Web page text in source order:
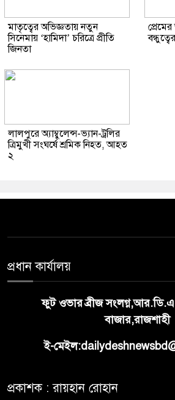
মাতৃত্বের অভিজ্ঞতায় নতুন
সিনেমায় ‘হামিদা’ চরিত্রে প্রীতি
জিনতা
লালপুরে অ্যাম্বুলেন্স-ভ্যান-ট্রলির
ত্রিমুখী সংঘর্ষে শ্রমিক নিহত, আহত
২
প্রধান কার্যালয়
ফুট ওভার ব্রীজ সংলগ্ন,আর.ডি.এ
বাজার,রাজশাহী
ই-
প্রকাশক : রায়হান রোহান